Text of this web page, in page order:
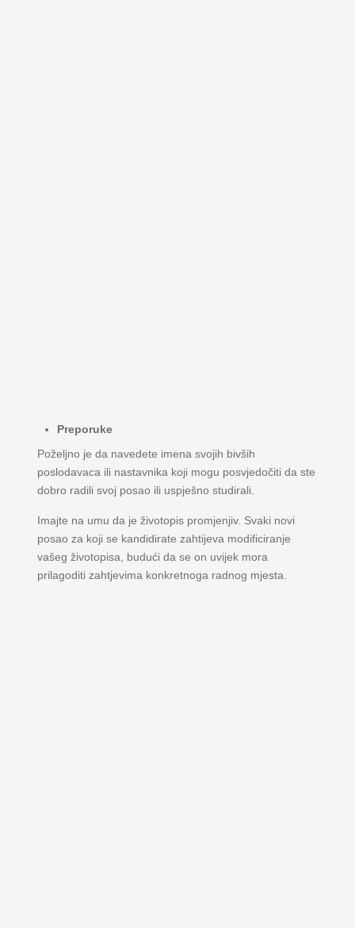
Preporuke
Poželjno je da navedete imena svojih bivših
poslodavaca ili nastavnika koji mogu posvjedočiti da ste
dobro radili svoj posao ili uspješno studirali.
Imajte na umu da je životopis promjenjiv. Svaki novi
posao za koji se kandidirate zahtijeva modificiranje
vašeg životopisa, budući da se on uvijek mora
prilagoditi zahtjevima konkretnoga radnog mjesta.